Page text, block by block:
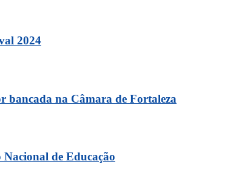
2024
bancada na Câmara de Fortaleza
de Educação